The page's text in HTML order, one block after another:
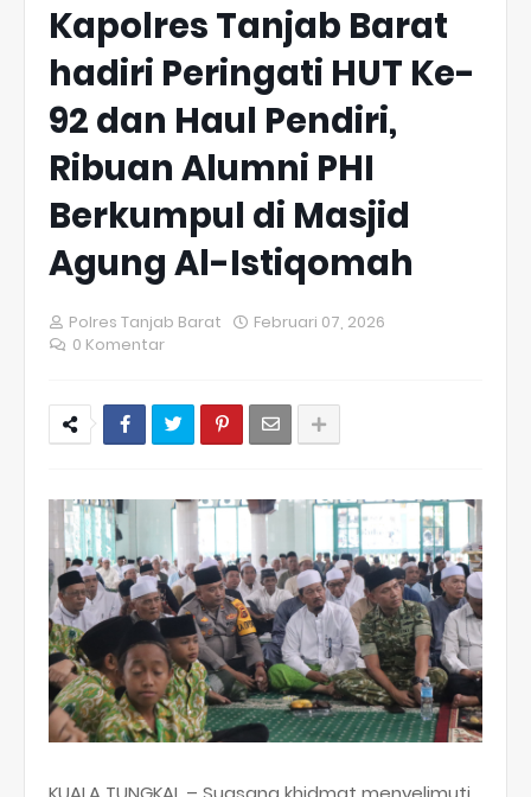
Kapolres Tanjab Barat
hadiri Peringati HUT Ke-
92 dan Haul Pendiri,
Ribuan Alumni PHI
Berkumpul di Masjid
Agung Al-Istiqomah
Polres Tanjab Barat
Februari 07, 2026
0 Komentar